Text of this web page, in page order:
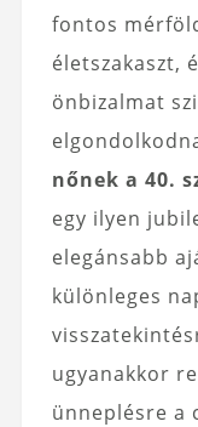
fontos
életszakaszt,
önbizalmat
nőnek a 40.
egy ilyen
elegánsabb
különleges
ugyanakkor
ünneplésre a